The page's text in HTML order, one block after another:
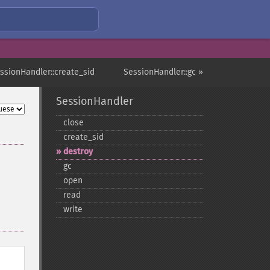
SessionHandler::gc »
SessionHandler
close
create_​sid
destroy
gc
open
read
write